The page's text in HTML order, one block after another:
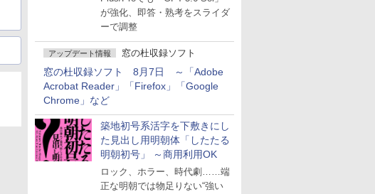
が強化、即答・熟考をスライダ
ーで調整
アップデート情報 窓の杜収録ソフト
窓の杜収録ソフト 8月7日 ～「Adobe
Acrobat Reader」「Firefox」「Google
Chrome」など
築地初号系活字を下敷きにし
た見出し用明朝体「したたる
明朝初号」 ～商用利用OK
ロック、ホラー、時代劇……端
正な明朝では物足りない“強い